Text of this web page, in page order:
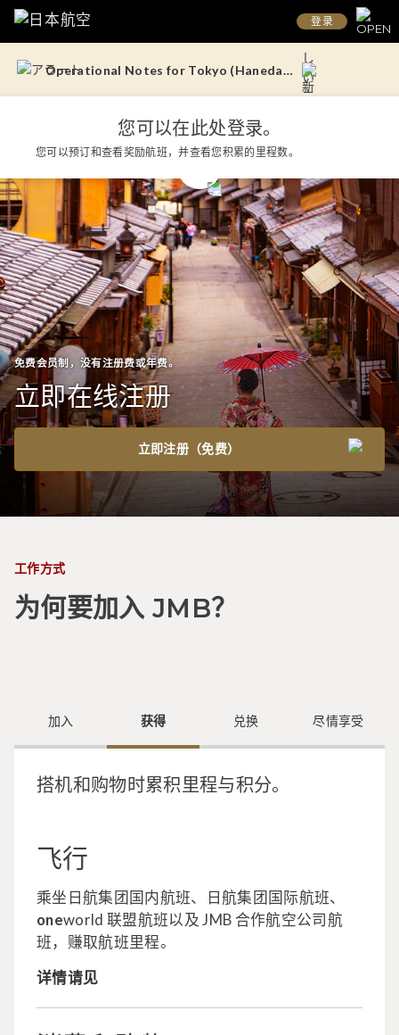
登录
Updates to the Handling of Power Banks Onboard Aircraft (From April 24, 2026)
您可以在此处登录。
您可以预订和查看奖励航班，并查看您积累的里程数。
免费会员制，没有注册费或年费。
立即在线注册
立即注册（免费）
工作方式
为何要加入 JMB？
加入 获得 兑换 尽情享受
搭机和购物时累积里程与积分。
飞行
乘坐日航集团国内航班、日航集团国际航班、
oneworld 联盟航班以及 JMB 合作航空公司航
班，赚取航班里程。
详情请见